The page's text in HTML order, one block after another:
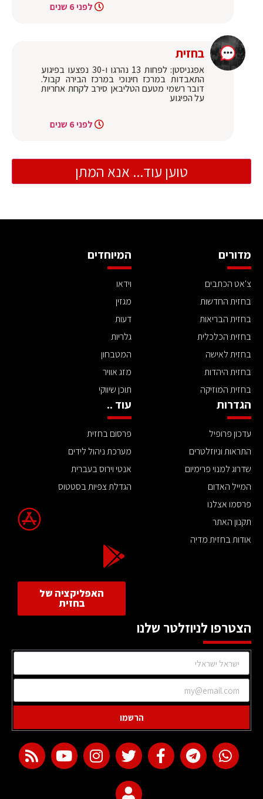
לפני 6 שנים
בחזית
אפגניסטן: לפחות 13 נהרגו ו-30 נפצעו בפיגוע
התאבדות במרכז חינוכי במרכז הבירה קבול.
דובר רשמי מטעם הטליבאן סירב לקחת אחריות
על הפיגוע
לפני 6 שנים
טוען עוד... אנא המתן
מדורים
צ'אט הכתבים
בחזית החדשות
בחזית הבריאות
בחזית הכלכלית
בחזית לאישה
בחזית היהדות
בחזית המוזיקה
המיוחדים
וידאו
מגזין
דעות
גלריות
המטבחון
מזג אוויר
תוכן שיווקי
הגדרות
עדכון פרופיל
התראות וניוזלטרים
שדרוג למנוי פרימיום
המייל האדום
פרסמו אצלנו
תקנון האתר
אודות בחזית מדיה
עוד ..
פרסום בחזית
מערכת ניהול לידים
אנטי וירוס בעברית
הגדלת צפיות בסטטוס
האפליקציה של
בחזית
הצטרפו לניוזלטר שלנו
הרשמו